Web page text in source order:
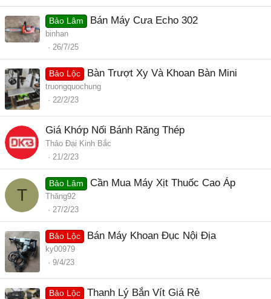
Bảo Lâm Bán Máy Cưa Echo 302
binhan
26/7/25
Bảo Lộc Bàn Trượt Xy Và Khoan Bàn Mini
truongquochung
22/2/23
Giá Khớp Nối Bánh Răng Thép
Thảo Đại Kinh Bắc
21/2/23
T
Bảo Lâm Cần Mua Máy Xịt Thuốc Cao Áp
Thăng92
27/2/23
Bảo Lộc Bán Máy Khoan Đục Nội Địa
ky00979
9/4/23
Bảo Lộc Thanh Lý Bắn Vít Giá Rẻ